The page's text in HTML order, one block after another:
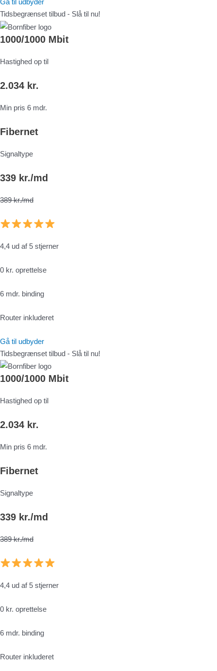
Gå til udbyder
Tidsbegrænset tilbud - Slå til nu!
1000/1000 Mbit
Hastighed op til
2.034 kr.
Min pris 6 mdr.
Fibernet
Signaltype
339 kr./md
389 kr./md
4,4 ud af 5 stjerner
0 kr. oprettelse
6 mdr. binding
Router inkluderet
Gå til udbyder
Tidsbegrænset tilbud - Slå til nu!
1000/1000 Mbit
Hastighed op til
2.034 kr.
Min pris 6 mdr.
Fibernet
Signaltype
339 kr./md
389 kr./md
4,4 ud af 5 stjerner
0 kr. oprettelse
6 mdr. binding
Router inkluderet